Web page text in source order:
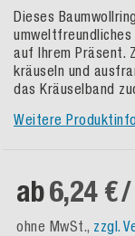
Dieses
auf Ihrem Präsent.
kräuseln und
das Kräuselband
Weitere
ab6,24 €
ohne MwSt., zzgl.